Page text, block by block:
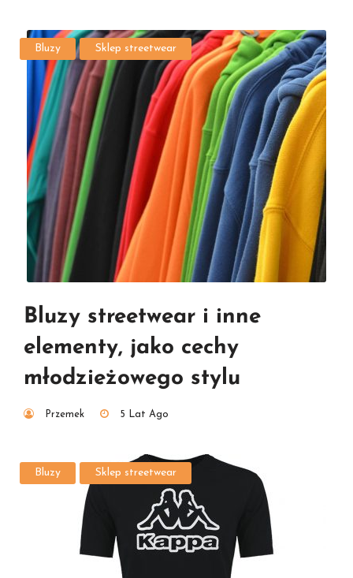
Bluzy Sklep streetwear
Bluzy streetwear i inne
elementy, jako cechy
młodzieżowego stylu
Przemek 5 Lat Ago
Bluzy Sklep streetwear